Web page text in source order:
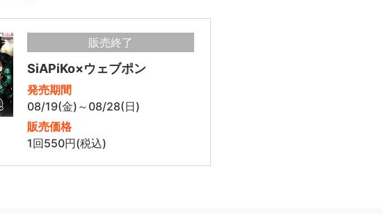
販売終了
SiAPiKo×ウェブポン
発売期間
08/19(金)～08/28(日)
販売価格
1回550円(税込)